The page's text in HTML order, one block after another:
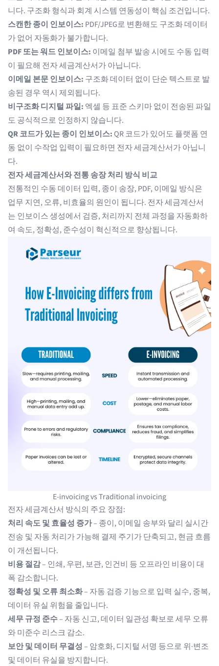
니다. 구조화 형식과 회계 시스템 연동성이 핵심 조건입니다.
스캔한 종이 인보이스: PDF/JPEG로 변환해도 구조화 데이터
가 없어 자동화가 불가합니다.
PDF 또는 워드 인보이스: 이메일 첨부 발송 시에도 수동 입력
이 필요해 전자 세금계산서가 아닙니다.
이메일 본문 인보이스: 구조화 데이터 없이 단순 텍스트로 발
송된 경우 역시 제외됩니다.
비구조화 디지털 파일: 엑셀 등 표준 스키마 없이 전송된 파일
도 공식적으로 인정하지 않습니다.
QR 코드가 있는 종이 인보이스: QR 코드가 있어도 플랫폼 연
동 없이 수작업 입력이 필요하면 전자 세금계산서가 아닙니
다.
전자 세금계산서와 전통 송장 처리 방식 비교
전통적인 수동 데이터 입력, 종이 송장, PDF, 이메일 방식은
업무 지연, 오류, 비효율의 원인이 됩니다. 전자 세금계산서
는 인보이스 생성에서 검증, 처리까지 전체 과정을 자동화하
여 속도, 정확성, 준수성이 혁신적으로 향상됩니다.
E-invoicing vs Traditional invoicing
전자 세금계산서 방식의 주요 장점:
처리 속도 및 효율성 증가– 종이, 이메일 송부와 달리 실시간
전송 및 자동 처리가 가능해 결제 주기가 단축되고, 현금 흐름
이 개선됩니다.
비용 절감– 인쇄, 우편, 보관, 인건비 등 오프라인 비용이 대
폭 감소합니다.
정확성 및 오류 최소화– 자동 검증 기능으로 입력 실수, 중복,
데이터 유실 위험을 줄입니다.
세무 규정 준수– 자동 신고, 데이터 일관성 확보로 세무 오류
와 미준수 리스크 감소.
보안 및 데이터 무결성– 암호화, 디지털 서명 등으로 위·변조
및 데이터 유실을 방지합니다.